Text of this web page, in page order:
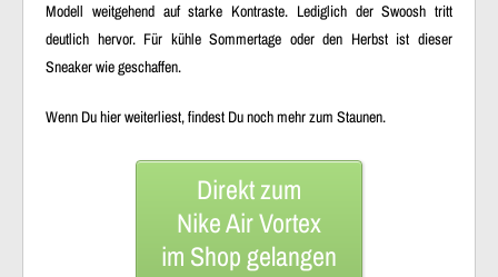
Modell weitgehend auf starke Kontraste. Lediglich der Swoosh tritt
deutlich hervor. Für kühle Sommertage oder den Herbst ist dieser
Sneaker wie geschaffen.
Wenn Du hier weiterliest, findest Du noch mehr zum Staunen.
Direkt zum
Nike Air Vortex
im Shop gelangen